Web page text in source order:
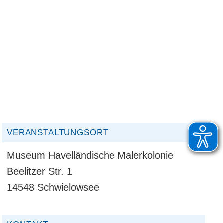
VERANSTALTUNGSORT
Museum Havelländische Malerkolonie
Beelitzer Str. 1
14548 Schwielowsee